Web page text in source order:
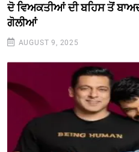
ਦੋ ਵਿਅਕਤੀਆਂ ਦੀ ਬਹਿਸ ਤੋਂ
ਗੋਲੀਆਂ
AUGUST 9, 2025